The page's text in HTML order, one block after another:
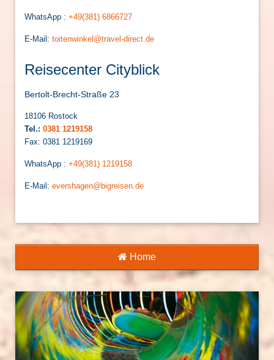
WhatsApp : +49(381) 6866727
E-Mail: toitenwinkel@travel-direct.de
Reisecenter Cityblick
Bertolt-Brecht-Straße 23
18106 Rostock
Tel.: 0381 1219158
Fax: 0381 1219169
WhatsApp : +49(381) 1219158
E-Mail: evershagen@bigreisen.de
Home